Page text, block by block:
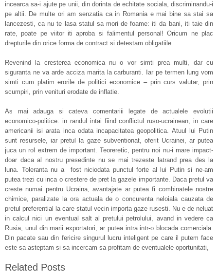
incearca sa-i ajute pe unii, din dorinta de echitate sociala, discriminandu-i
pe altii. De multe ori am senzatia ca in Romania e mai bine sa stai sa
lancezesti, ca nu te lasa statul sa mori de foame: iti da bani, iti taie din
rate, poate pe viitor iti aproba si falimentul personal! Oricum ne plac
drepturile din orice forma de contract si detestam obligatiile.
Revenind la cresterea economica nu o vor simti prea multi, dar cu
siguranta ne va arde acciza marita la carburanti. Iar pe termen lung vom
simti cum platim erorile de politici economice – prin curs valutar, prin
scumpiri, prin venituri erodate de inflatie.
As mai adauga si cateva comentariii legate de actualele evolutii
economico-politice: in randul intai fiind conflictul ruso-ucrainean, in care
americanii isi arata inca odata incapacitatea geopolitica. Atuul lui Putin
sunt resursele, iar pretul la gaze subventionat, oferit Ucrainei, ar putea
juca un rol extrem de important. Teoreretic, pentru noi nu-i mare impact-
doar daca al nostru presedinte nu se mai trezeste latrand prea des la
luna. Toleranta nu a fost niciodata punctul forte al lui Putin si ne-am
putea trezi cu inca o crestere de pret la gazele importante. Daca pretul va
creste numai pentru Ucraina, avantajate ar putea fi combinatele nostre
chimice, paralizate la ora actuala de o concurenta neloiala cauzata de
pretul preferential la care statul vecin importa gaze rusesti. Nu e de neluat
in calcul nici un eventual salt al pretului petrolului, avand in vedere ca
Rusia, unul din marii exportatori, ar putea intra intr-o blocada comerciala.
Din pacate sau din fericire singurul lucru inteligent pe care il putem face
este sa asteptam si sa incercam sa profitam de eventualele oportunitati,
Related Posts